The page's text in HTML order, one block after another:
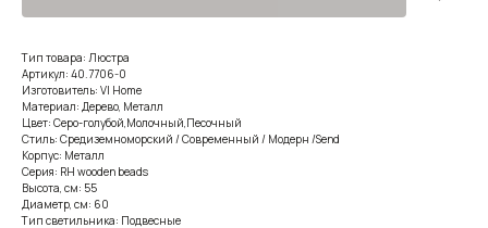
Тип товара: Люстра
Артикул: 40.7706-0
Изготовитель: VI Home
Материал: Дерево, Металл
Цвет: Серо-голубой,Молочный,Песочный
Стиль: Средиземноморский / Современный / Модерн /Send
Корпус: Металл
Серия: RH wooden beads
Высота, см: 55
Диаметр, см: 60
Тип светильника: Подвесные